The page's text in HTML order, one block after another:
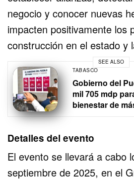
negocio y conocer nuevas
impacten positivamente los
construcción en el estado y
SEE ALSO
TABASCO
Gobierno del
mil 705 mdp
bienestar de
Detalles del evento
El evento se llevará a cabo
septiembre de 2025, en el